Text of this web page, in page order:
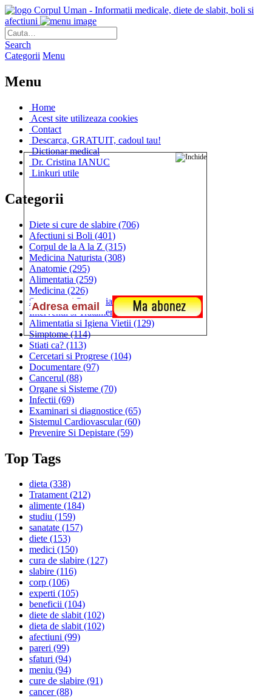
Corpul Uman - Informatii medicale, diete de slabit, boli si
afectiuni
Search
Categorii Menu
Menu
Home
Acest site utilizeaza cookies
Contact
Descarca, GRATUIT, cadoul tau!
Dictionar medical
Dr. Cristina IANUC
Linkuri utile
Categorii
Diete si cure de slabire (706)
Afectiuni si Boli (401)
Corpul de la A la Z (315)
Medicina Naturista (308)
Anatomie (295)
Alimentatia (259)
Medicina (226)
Sanatatea si Preventia(170)
Interventii si Tratamente(167)
Alimentatia si Igiena Vietii (129)
Simptome(114)
Stiati ca? (113)
Cercetari si Progrese (104)
Documentare (97)
Cancerul (88)
Organe si Sisteme (70)
Infectii (69)
Examinari si diagnostice (65)
Sistemul Cardiovascular(60)
Prevenire Si Depistare (59)
Top Tags
dieta (338)
Tratament(212)
alimente (184)
studiu (159)
sanatate (157)
diete (153)
medici (150)
cura de slabire (127)
slabire (116)
corp (106)
experti (105)
beneficii (104)
diete de slabit(102)
dieta de slabit(102)
afectiuni (99)
pareri (99)
sfaturi (94)
meniu (94)
cure de slabire (91)
cancer(88)